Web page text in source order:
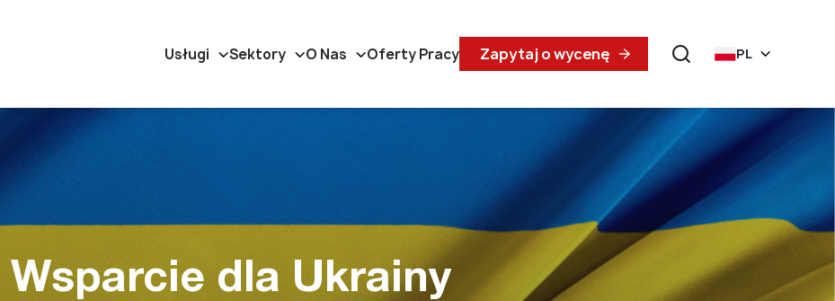
Usługi Sektory O Nas Oferty Pracy Zapytaj o wycenę PL
Wsparcie dla Ukrainy